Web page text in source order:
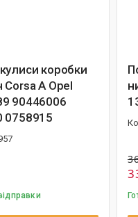
коробки
Corsa A Opel
90446006
0758915